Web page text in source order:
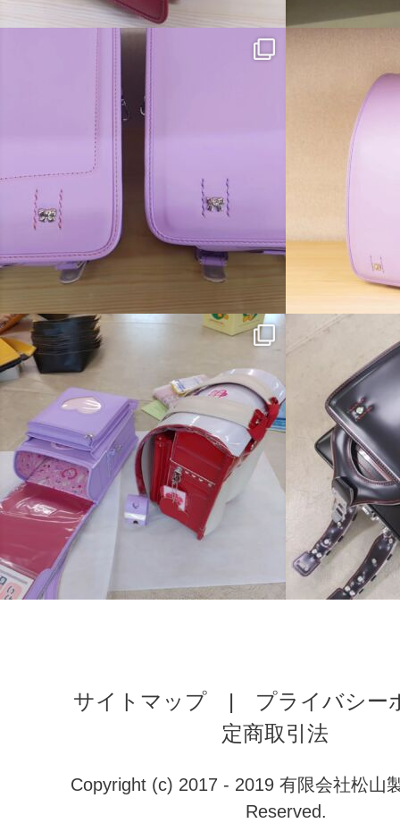
サイトマップ |
プライバシー
定商取引法
Copyright (c) 2017 - 2019 有限会社松山
Reserved.